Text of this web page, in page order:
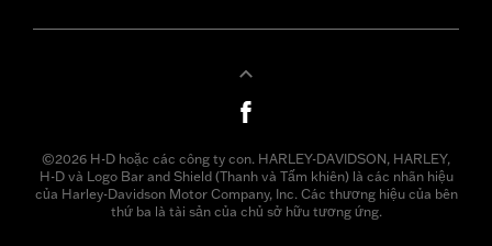
©2026 H-D hoặc các công ty con. HARLEY-DAVIDSON, HARLEY,
H-D và Logo Bar and Shield (Thanh và Tấm khiên) là các nhãn hiệu
của Harley-Davidson Motor Company, Inc. Các thương hiệu của bên
thứ ba là tài sản của chủ sở hữu tương ứng.